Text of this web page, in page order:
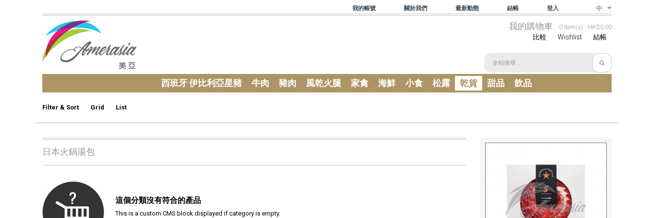
中
我的帳號 關於我們 最新動態 結帳 登入
我的購物車: 0 item(s) - HK$0.00
比較 Wishlist 結帳
西班牙 伊比利亞星豬 牛肉 豬肉 風乾火腿 家禽 海鮮 小食 松露 乾貨 甜品 飲品
Filter & Sort Grid List
日本火鍋湯包
這個分類沒有符合的產品
This is a custom CMS block displayed if category is empty.